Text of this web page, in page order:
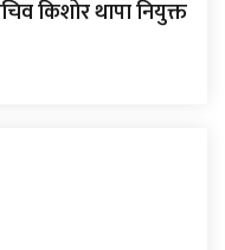
किशोर थापा नियुक्त